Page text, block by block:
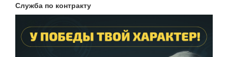
Служба по контракту